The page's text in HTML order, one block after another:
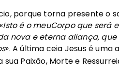
porque torna presente o
Isto é o meuCorpo que será
nova e eterna aliança,
». A última ceia Jesus é
Paixão, Morte e